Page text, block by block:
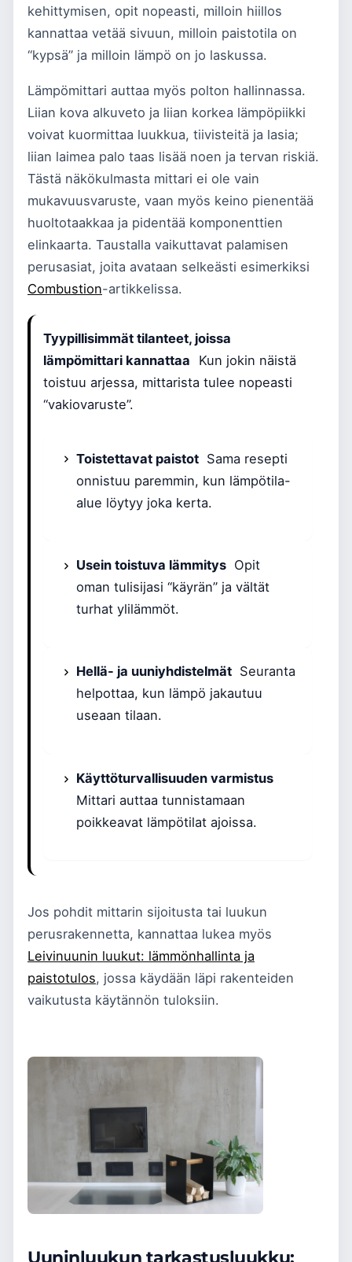
kehittymisen, opit nopeasti, milloin hiillos
kannattaa vetää sivuun, milloin paistotila on
“kypsä” ja milloin lämpö on jo laskussa.
Lämpömittari auttaa myös polton hallinnassa.
Liian kova alkuveto ja liian korkea lämpöpiikki
voivat kuormittaa luukkua, tiivisteitä ja lasia;
liian laimea palo taas lisää noen ja tervan riskiä.
Tästä näkökulmasta mittari ei ole vain
mukavuusvaruste, vaan myös keino pienentää
huoltotaakkaa ja pidentää komponenttien
elinkaarta. Taustalla vaikuttavat palamisen
perusasiat, joita avataan selkeästi esimerkiksi
Combustion-artikkelissa.
Tyypillisimmät tilanteet, joissa
lämpömittari kannattaa
Kun jokin näistä
toistuu arjessa, mittarista tulee nopeasti
“vakiovaruste”.
Toistettavat paistot Sama resepti
onnistuu paremmin, kun lämpötila-
alue löytyy joka kerta.
Usein toistuva lämmitys Opit
oman tulisijasi “käyrän” ja vältät
turhat ylilämmöt.
Hellä- ja uuniyhdistelmät Seuranta
helpottaa, kun lämpö jakautuu
useaan tilaan.
Käyttöturvallisuuden varmistus
Mittari auttaa tunnistamaan
poikkeavat lämpötilat ajoissa.
Jos pohdit mittarin sijoitusta tai luukun
perusrakennetta, kannattaa lukea myös
Leivinuunin luukut: lämmönhallinta ja
paistotulos, jossa käydään läpi rakenteiden
vaikutusta käytännön tuloksiin.
Uuninluukun tarkastusluukku: